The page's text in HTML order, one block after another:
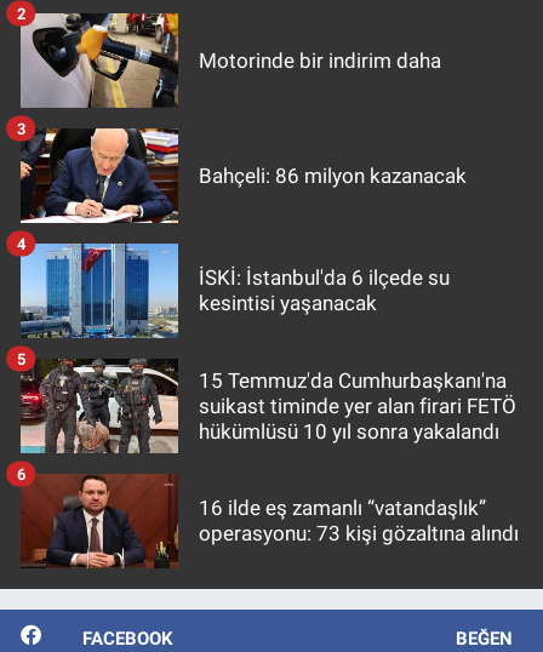
Motorinde bir indirim daha
2
Bahçeli: 86 milyon kazanacak
3
İSKİ: İstanbul'da 6 ilçede su
kesintisi yaşanacak
4
15 Temmuz'da Cumhurbaşkanı'na
suikast timinde yer alan firari FETÖ
hükümlüsü 10 yıl sonra yakalandı
5
16 ilde eş zamanlı “vatandaşlık”
operasyonu: 73 kişi gözaltına alındı
6
FACEBOOK BEĞEN